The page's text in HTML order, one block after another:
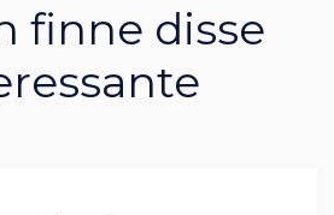
finne disse